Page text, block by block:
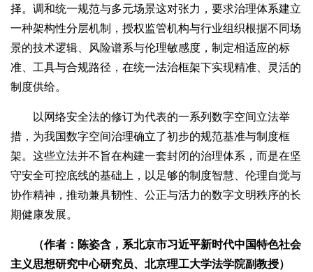
择。调和统一规范与多元场景这对张力，要求治理体系建立
一种架构性分层机制，授权监管机构与行业组织根据不同场
景的技术逻辑、风险谱系与伦理敏感度，制定相适应的标
准、工具与合规路径，在统一法治框架下实现精准、灵活的
制度供给。
以网络安全法的修订为代表的一系列数字空间立法举
措，为我国数字空间治理确立了初步的规范基准与制度框
架。这些立法并不旨在构建一套封闭的治理体系，而是在坚
守安全可控底线的基础上，以足够的制度智慧、伦理自觉与
协作精神，推动兼具韧性、公正与活力的数字文明秩序的长
期健康发展。
（作者：陈姿含，系北京市习近平新时代中国特色社会
主义思想研究中心研究员、北京理工大学法学院副教授）